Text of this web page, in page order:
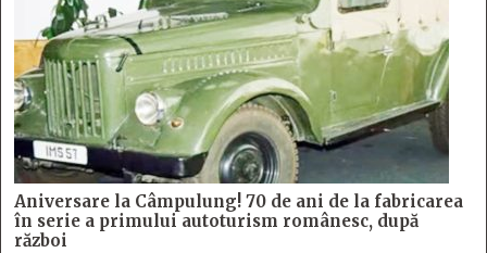
Aniversare la Câmpulung! 70 de ani de la fabricarea
în serie a primului autoturism românesc, după
război